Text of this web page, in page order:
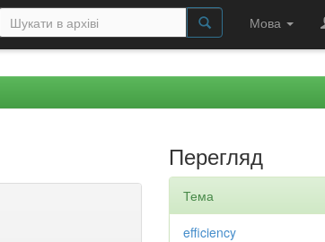
Мова
Перегляд
Тема
efficiency